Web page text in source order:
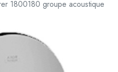
1800180 groupe acoustique